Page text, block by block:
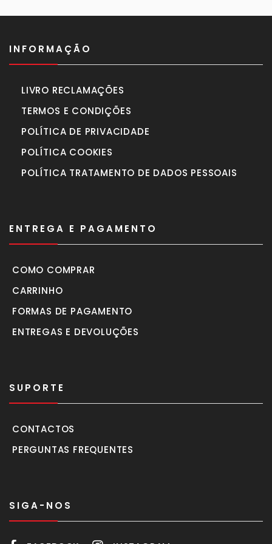
INFORMAÇÃO
LIVRO RECLAMAÇÕES
TERMOS E CONDIÇÕES
POLÍTICA DE PRIVACIDADE
POLÍTICA COOKIES
POLÍTICA TRATAMENTO DE DADOS PESSOAIS
ENTREGA E PAGAMENTO
COMO COMPRAR
CARRINHO
FORMAS DE PAGAMENTO
ENTREGAS E DEVOLUÇÕES
SUPORTE
CONTACTOS
PERGUNTAS FREQUENTES
SIGA-NOS